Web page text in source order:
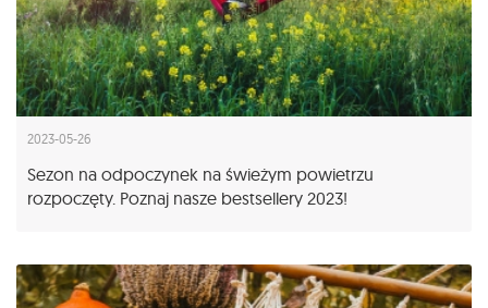
2023-05-26
Sezon na odpoczynek na świeżym powietrzu
rozpoczęty. Poznaj nasze bestsellery 2023!